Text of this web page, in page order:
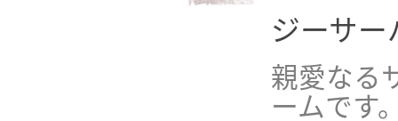
ジーサー
親愛なる
ームです